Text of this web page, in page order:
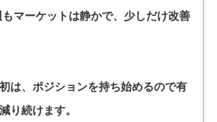
マーケットは静かで、少しだけ改善
は、ポジションを持ち始めるので有
り続けます。